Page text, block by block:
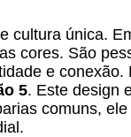
cultura única.
cores. São
e
5. Este design
comuns,